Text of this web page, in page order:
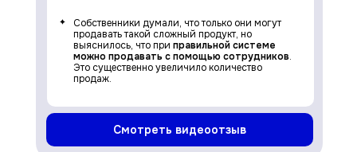
Смотреть видеоотзыв
Собственники думали, что только они могут
продавать такой сложный продукт, но
выяснилось, что при правильной системе
можно продавать с помощью сотрудников.
Это существенно увеличило количество
продаж.